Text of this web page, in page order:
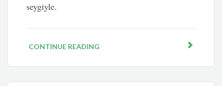
seygiyle.
CONTINUE READING